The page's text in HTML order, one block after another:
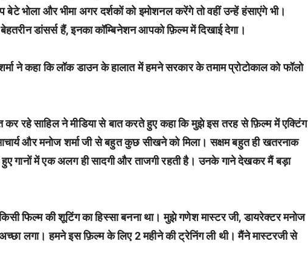
बेटे भोला और भीमा अगर दर्शकों को इमोशनल करेंगे तो वहीं उन्हें हंसाएंगे भी।
डांसर्स हैं, इनका कॉम्बिनेशन आपको फ़िल्म में दिखाई देगा।
ने कहा कि लॉक डाउन के हालात में हमने सरकार के तमाम प्रोटोकाल को फॉलो
रहे साहिल ने मीडिया से बात करते हुए कहा कि मुझे इस तरह से फ़िल्म में एक्टिंग
और मनोज शर्मा जी से बहुत कुछ सीखने को मिला। सक्षम बहुत ही खतरनाक
गानों में एक अलग ही सादगी और ताजगी रहती है। उनके गाने देखकर मैं बड़ा
किसी फिल्म की शूटिंग का हिस्सा बनना था। मुझे गणेश मास्टर जी, डायरेक्टर मनोज
लगा। हमने इस फ़िल्म के लिए 2 महीने की ट्रेनिंग ली थी। मैंने मास्टरजी से